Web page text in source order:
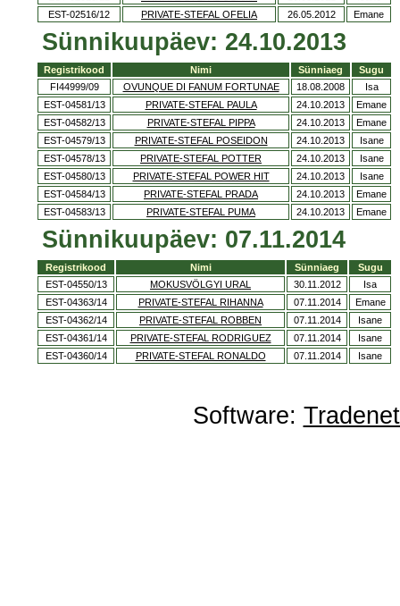
EST-02516/12
PRIVATE-STEFAL OFELIA 26.05.2012 Emane
Sünnikuupäev: 24.10.2013
Registrikood Nimi Sünniaeg
Sugu
FI44999/09
OVUNQUE DI FANUM FORTUNAE 18.08.2008
Isa
EST-04581/13
PRIVATE-STEFAL PAULA 24.10.2013
Emane
EST-04582/13
PRIVATE-STEFAL PIPPA 24.10.2013
Emane
EST-04579/13
PRIVATE-STEFAL POSEIDON 24.10.2013
Isane
EST-04578/13
PRIVATE-STEFAL POTTER 24.10.2013
Isane
EST-04580/13
PRIVATE-STEFAL POWER HIT 24.10.2013
Isane
EST-04584/13
PRIVATE-STEFAL PRADA 24.10.2013
Emane
EST-04583/13
PRIVATE-STEFAL PUMA 24.10.2013 Emane
Sünnikuupäev: 07.11.2014
Registrikood Nimi Sünniaeg
Sugu
EST-04550/13
MOKUSVÖLGYI URAL 30.11.2012
Isa
EST-04363/14
PRIVATE-STEFAL RIHANNA 07.11.2014
Emane
EST-04362/14
PRIVATE-STEFAL ROBBEN 07.11.2014
Isane
EST-04361/14
PRIVATE-STEFAL RODRIGUEZ 07.11.2014
Isane
EST-04360/14
PRIVATE-STEFAL RONALDO 07.11.2014 Isane
Software: